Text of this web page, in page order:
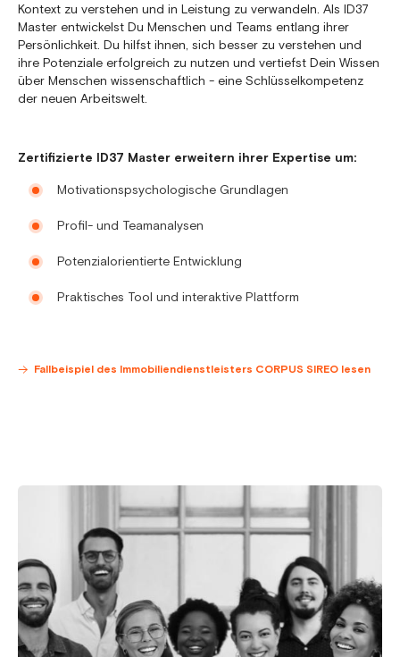
Kontext zu verstehen und in Leistung zu verwandeln. Als ID37
Master entwickelst Du Menschen und Teams entlang ihrer
Persönlichkeit. Du hilfst ihnen, sich besser zu verstehen und
ihre Potenziale erfolgreich zu nutzen und vertiefst Dein Wissen
über Menschen wissenschaftlich - eine Schlüsselkompetenz
der neuen Arbeitswelt.
Zertifizierte ID37 Master erweitern ihrer Expertise um:
Motivationspsychologische Grundlagen
Profil- und Teamanalysen
Potenzialorientierte Entwicklung
Praktisches Tool und interaktive Plattform
Fallbeispiel des Immobiliendienstleisters CORPUS SIREO lesen